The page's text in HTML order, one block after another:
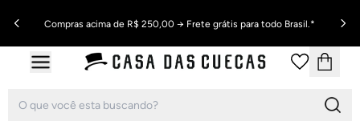
Compras acima de R$ 250,00 → Frete grátis para todo Brasil.*